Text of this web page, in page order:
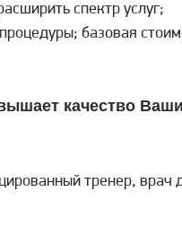
спектр услуг;
базовая
качество
тренер,